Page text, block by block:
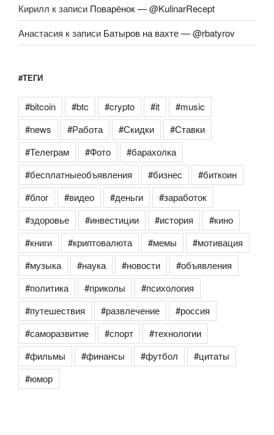
Кирилл к записи Поварёнок — @KulinarRecept
Анастасия к записи Батыров на вахте — @rbatyrov
#ТЕГИ
#bitcoin #btc #crypto #it
#music
#news
#Работа #Скидки
#Ставки
#Телеграм
#Фото
#барахолка
#бесплатныеобъявления
#бизнес
#биткоин
#блог
#видео #деньги
#заработок
#здоровье
#инвестиции #история
#кино
#книги
#криптовалюта #мемы
#мотивация
#музыка
#наука #новости
#объявления
#политика
#приколы
#психология
#путешествия
#развлечение
#россия
#саморазвитие
#спорт
#технологии
#фильмы
#финансы #футбол
#цитаты
#юмор